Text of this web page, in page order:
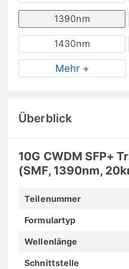
1390nm
1430nm
Mehr +
Überblick
10G CWDM SFP+
(SMF, 1390nm,
Teilenummer
Formulartyp
Wellenlänge
Schnittstelle